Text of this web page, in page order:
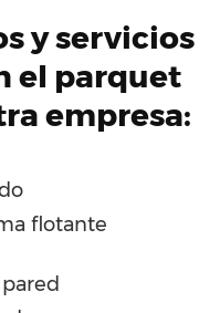
y servicios
el parquet
empresa:
flotante